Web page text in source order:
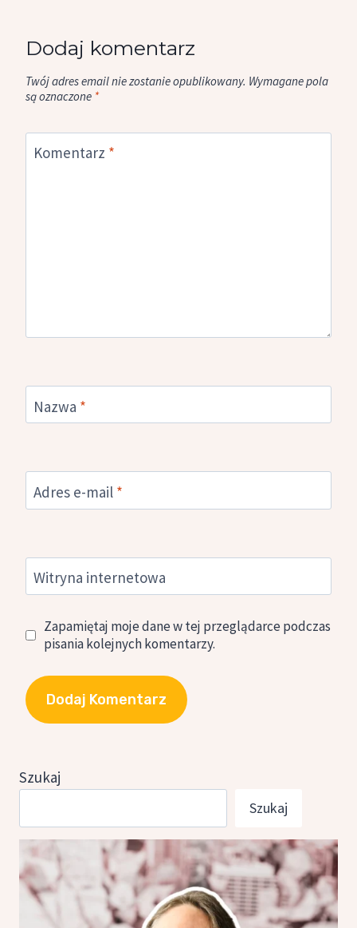
Dodaj komentarz
Twój adres email nie zostanie opublikowany. Wymagane pola
są oznaczone *
Komentarz *
Nazwa *
Adres e-mail *
Witryna internetowa
Zapamiętaj moje dane w tej przeglądarce podczas
pisania kolejnych komentarzy.
Szukaj
Szukaj